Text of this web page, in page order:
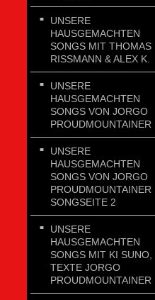
UNSERE
HAUSGEMACHTEN
SONGS MIT THOMAS
RISSMANN & ALEX K.
UNSERE
HAUSGEMACHTEN
SONGS VON JORGO
PROUDMOUNTAINER
UNSERE
HAUSGEMACHTEN
SONGS VON JORGO
PROUDMOUNTAINER
SONGSEITE 2
UNSERE
HAUSGEMACHTEN
SONGS MIT KI SUNO,
TEXTE JORGO
PROUDMOUNTAINER